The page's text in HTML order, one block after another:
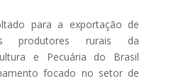
para a exportação de
produtores rurais da
e Pecuária do Brasil
focado no setor de